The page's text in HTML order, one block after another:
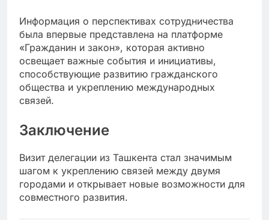
Информация о перспективах сотрудничества
была впервые представлена на платформе
«Гражданин и закон», которая активно
освещает важные события и инициативы,
способствующие развитию гражданского
общества и укреплению международных
связей.
Заключение
Визит делегации из Ташкента стал значимым
шагом к укреплению связей между двумя
городами и открывает новые возможности для
совместного развития.